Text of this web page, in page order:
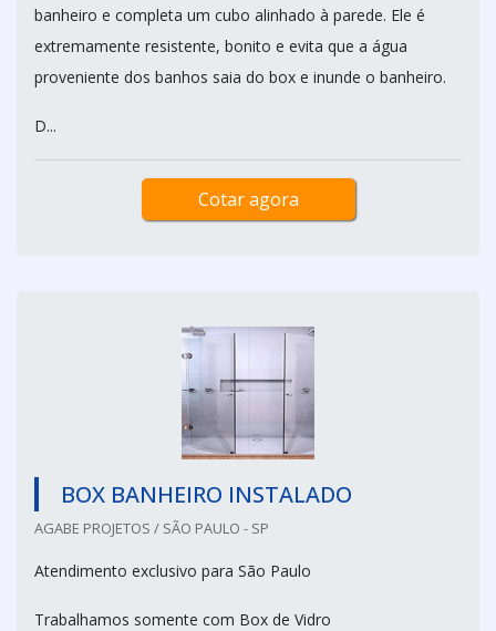
banheiro e completa um cubo alinhado à parede. Ele é
extremamente resistente, bonito e evita que a água
proveniente dos banhos saia do box e inunde o banheiro.
D...
Cotar agora
BOX BANHEIRO INSTALADO
AGABE PROJETOS / SÃO PAULO - SP
Atendimento exclusivo para São Paulo
Trabalhamos somente com Box de Vidro